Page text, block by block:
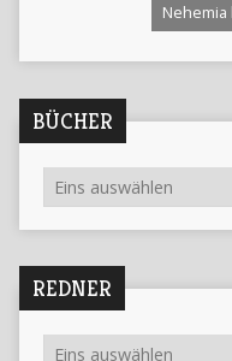
BÜCHER
REDNER